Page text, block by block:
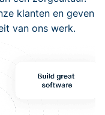
klanten en geven
van ons werk.